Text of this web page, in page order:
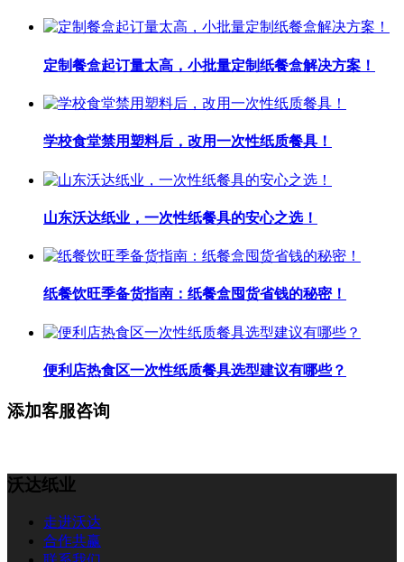
定制餐盒起订量太高，小批量定制纸餐盒解决方案！
学校食堂禁用塑料后，改用一次性纸质餐具！
山东沃达纸业，一次性纸餐具的安心之选！
纸餐饮旺季备货指南：纸餐盒囤货省钱的秘密！
便利店热食区一次性纸质餐具选型建议有哪些？
添加客服咨询
沃达纸业
走进沃达
合作共赢